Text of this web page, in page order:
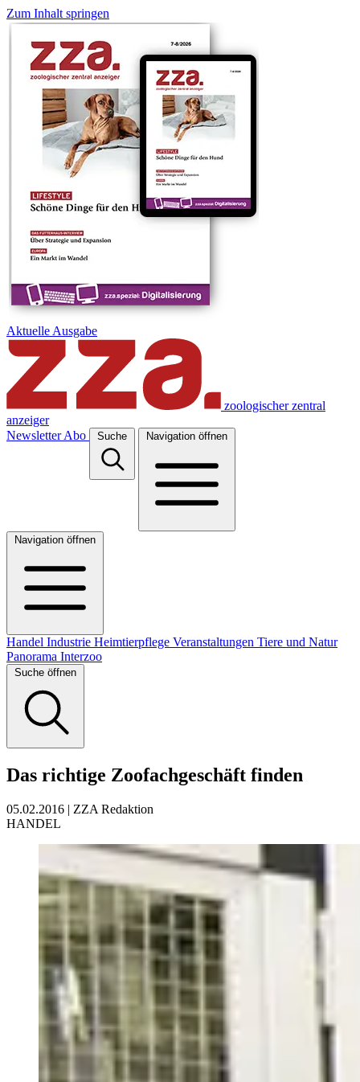
Zum Inhalt springen
Aktuelle Ausgabe
zoologischer zentral
anzeiger
Newsletter Abo Suche Navigation öffnen
Navigation öffnen
Handel Industrie Heimtierpflege Veranstaltungen Tiere und Natur
Panorama Interzoo
Suche öffnen
Das richtige Zoofachgeschäft finden
05.02.2016 | ZZA Redaktion
HANDEL